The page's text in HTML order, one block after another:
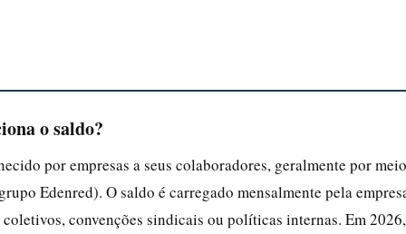
o saldo?
por empresas a seus colaboradores, geralmente por meio
Edenred). O saldo é carregado mensalmente pela
convenções sindicais ou políticas internas. Em 2026,